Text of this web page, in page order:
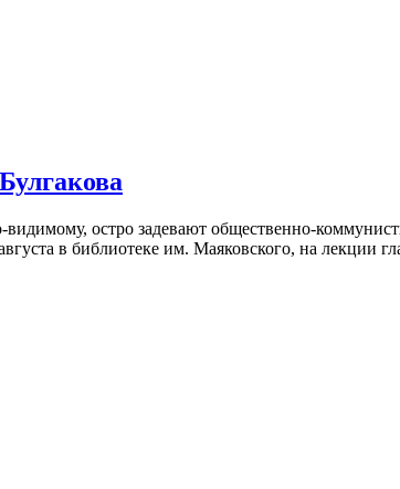
остро задевают общественно-
в библиотеке им. Маяковского, на лекции